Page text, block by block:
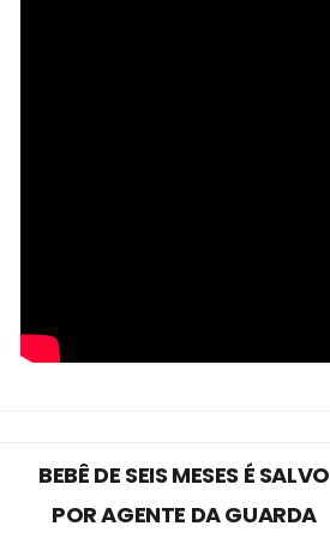
BEBÊ DE SEIS MESES É SALVO
POR AGENTE DA GUARDA